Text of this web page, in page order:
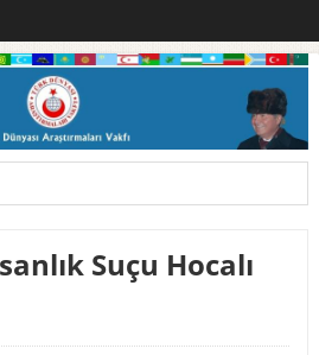
Suçu Hocalı